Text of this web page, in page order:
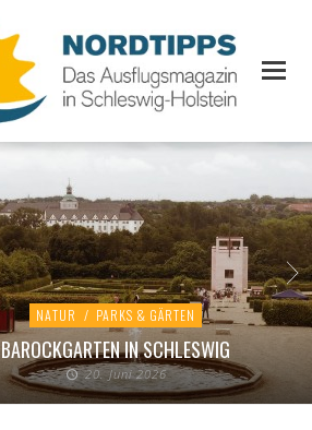
NATUR / PARKS & GÄRTEN
BAROCKGARTEN IN SCHLESWIG
20. Juni 2026